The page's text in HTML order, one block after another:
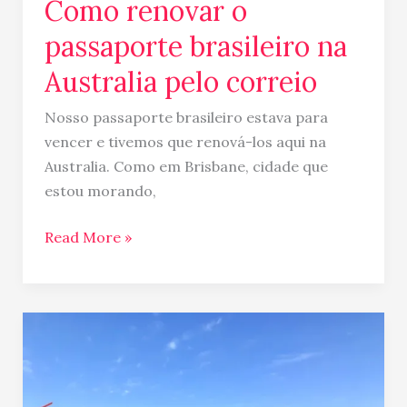
Como renovar o
passaporte brasileiro na
Australia pelo correio
Nosso passaporte brasileiro estava para
vencer e tivemos que renová-los aqui na
Australia. Como em Brisbane, cidade que
estou morando,
Read More »